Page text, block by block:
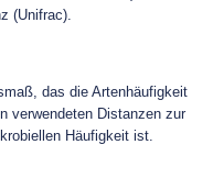
(Unifrac).
das die Artenhäufigkeit
verwendeten Distanzen zur
Häufigkeit ist.